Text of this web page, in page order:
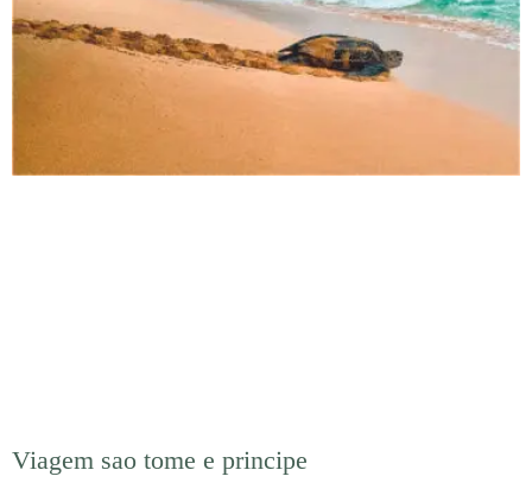
Viagem sao tome e principe